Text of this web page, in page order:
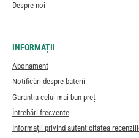
Despre noi
INFORMAȚII
Abonament
Notificări despre baterii
Garanția celui mai bun preț
Întrebări frecvente
Informații privind autenticitatea